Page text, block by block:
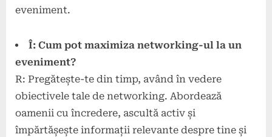
eveniment.
Î: Cum pot maximiza networking-ul la un
eveniment?
R: Pregătește-te din timp, având în vedere
obiectivele tale de networking. Abordează
oamenii cu încredere, ascultă activ și
împărtășește informații relevante despre tine și